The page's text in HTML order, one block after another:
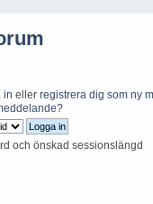
in eller registrera dig som ny
och önskad sessionslängd